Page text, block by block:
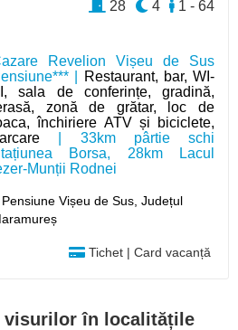
Revelion Vișeu de Sus
|
Restaurant, bar, WI-
sala de conferințe, gradină,
zonă de grătar, loc de
închiriere ATV și biciclete,
| 33km pârtie schi
Borsa, 28km Lacul
Munții Rodnei
Pensiune Vișeu de Sus,Județul
Tichet | Card vacanță
1 - 64
4
28
visurilor în localitățile